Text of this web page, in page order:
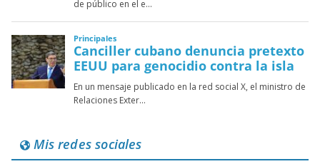
Mis redes sociales